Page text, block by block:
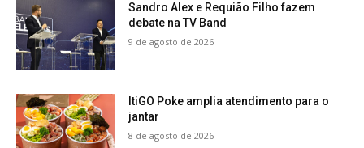
Sandro Alex e Requião Filho fazem
debate na TV Band
9 de agosto de 2026
ItiGO Poke amplia atendimento para o
jantar
8 de agosto de 2026